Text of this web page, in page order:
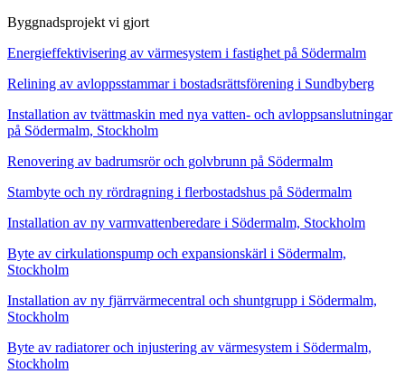
Byggnadsprojekt vi gjort
Energieffektivisering av värmesystem i fastighet på Södermalm
Relining av avloppsstammar i bostadsrättsförening i Sundbyberg
Installation av tvättmaskin med nya vatten- och avloppsanslutningar
på Södermalm, Stockholm
Renovering av badrumsrör och golvbrunn på Södermalm
Stambyte och ny rördragning i flerbostadshus på Södermalm
Installation av ny varmvattenberedare i Södermalm, Stockholm
Byte av cirkulationspump och expansionskärl i Södermalm,
Stockholm
Installation av ny fjärrvärmecentral och shuntgrupp i Södermalm,
Stockholm
Byte av radiatorer och injustering av värmesystem i Södermalm,
Stockholm